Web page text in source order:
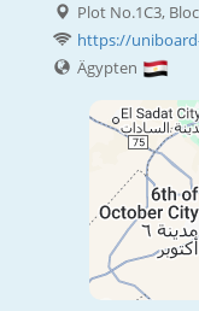
Plot No.1C3,
https://
Ägypten